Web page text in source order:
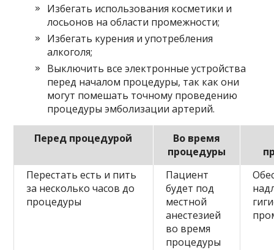
Избегать использования косметики и
лосьонов на области промежности;
Избегать курения и употребления
алкоголя;
Выключить все электронные устройства
перед началом процедуры, так как они
могут помешать точному проведению
процедуры эмболизации артерий.
Перед процедурой
Во время
процедуры
Перестать есть и пить
за несколько часов до
процедуры
Пациент
будет под
местной
анестезией
во время
процедуры